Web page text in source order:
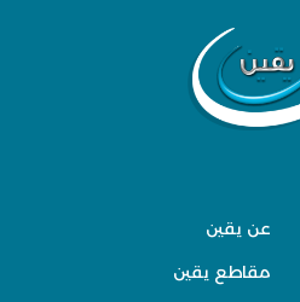
عن يقين
مقاطع يقين